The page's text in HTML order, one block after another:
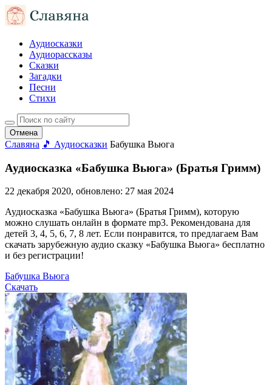
Аудиосказки
Аудиорассказы
Сказки
Загадки
Песни
Стихи
Отмена
Славяна 🎵 Аудиосказки Бабушка Вьюга
Аудиосказка «Бабушка Вьюга» (Братья Гримм)
22 декабря 2020, обновлено: 27 мая 2024
Аудиосказка «Бабушка Вьюга» (Братья Гримм), которую
можно слушать онлайн в формате mp3. Рекомендована для
детей 3, 4, 5, 6, 7, 8 лет. Если понравится, то предлагаем Вам
скачать зарубежную аудио сказку «Бабушка Вьюга» бесплатно
и без регистрации!
Бабушка Вьюга
Скачать